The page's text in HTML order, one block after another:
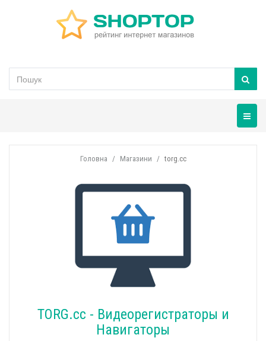
Головна Магазини torg.cc
TORG.cc - Видеорегистраторы и
Навигаторы